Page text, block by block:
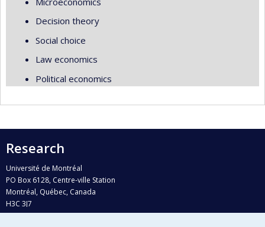
Decision theory
Social choice
Law economics
Political economics
Research
Université de Montréal
PO Box 6128, Centre-ville Station
Montréal, Québec, Canada
H3C 3J7